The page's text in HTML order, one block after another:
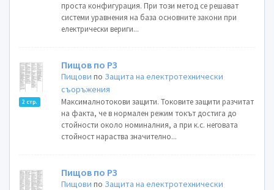
проста конфигурация. При този метод се решават
системи уравнения на база основните закони при
електрически вериги...
2 стр.
Пищов по РЗ
Пищови по Защита на електротехнически
съоръжения
Максималнотокови защити. Токовите защити разчитат
на факта, че в нормален режим токът достига до
стойности около номиналния, а при к.с. неговата
стойност нараства значително...
Пищов по РЗ
Пищови по Защита на електротехнически